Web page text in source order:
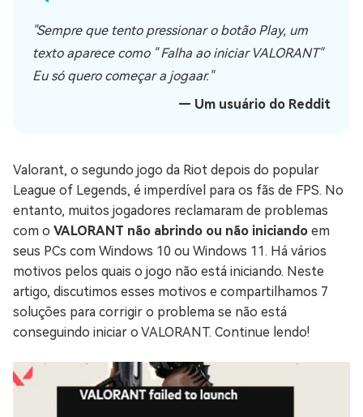
"Sempre que tento pressionar o botão Play, um
texto aparece como " Falha ao iniciar VALORANT"
Eu só quero começar a jogaar."
— Um usuário do Reddit
Valorant, o segundo jogo da Riot depois do popular
League of Legends, é imperdível para os fãs de FPS. No
entanto, muitos jogadores reclamaram de problemas
com o VALORANT não abrindo ou não iniciando em
seus PCs com Windows 10 ou Windows 11. Há vários
motivos pelos quais o jogo não está iniciando. Neste
artigo, discutimos esses motivos e compartilhamos 7
soluções para corrigir o problema se não está
conseguindo iniciar o VALORANT. Continue lendo!